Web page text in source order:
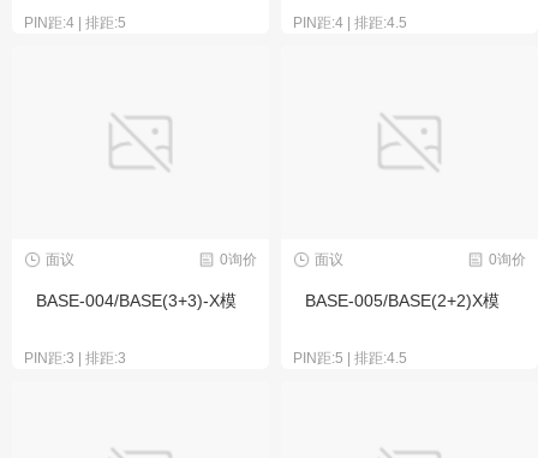
PIN距:4 | 排距:5 PIN距:4 | 排距:4.5
0询价
面议
BASE-004/BASE(3+3)-X模
PIN距:3 | 排距:3
0询价
面议
BASE-005/BASE(2+2)X模
PIN距:5 | 排距:4.5